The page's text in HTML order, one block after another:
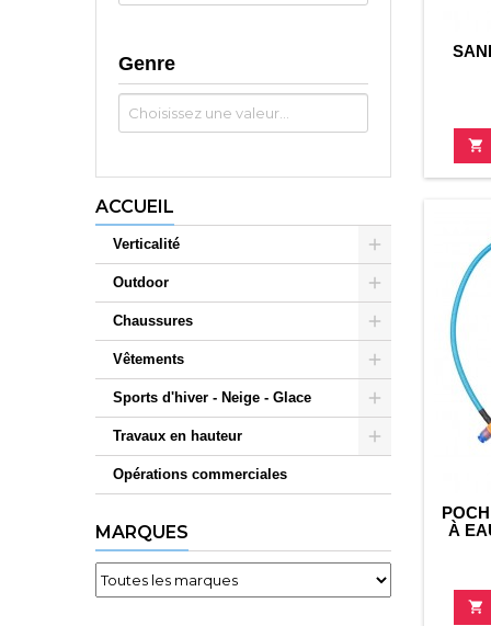
Genre
ACCUEIL
Verticalité
Outdoor
Chaussures
Vêtements
Sports d'hiver - Neige - Glace
Travaux en hauteur
Opérations commerciales
MARQUES

À
